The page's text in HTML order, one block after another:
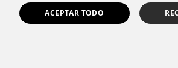
ACEPTAR TODO